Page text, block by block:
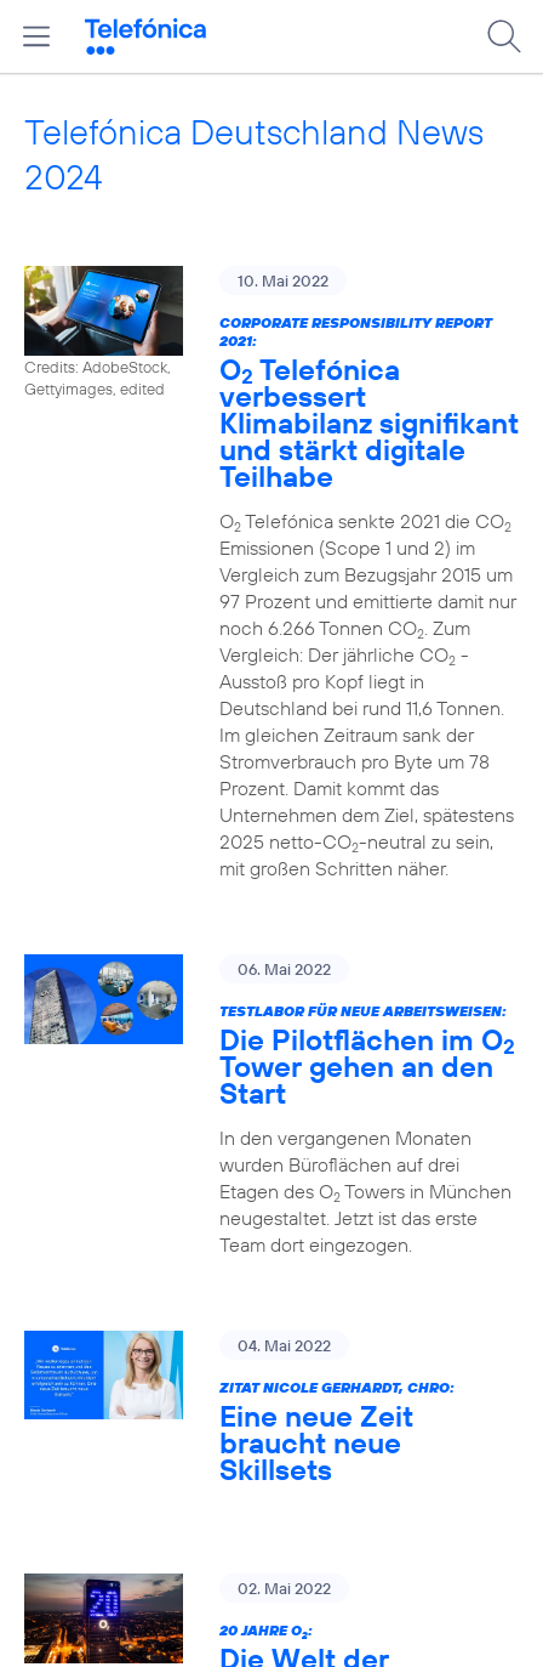
Telefónica Deutschland News
2024
Credits: AdobeStock,
Gettyimages, edited
10. Mai 2022
CORPORATE RESPONSIBILITY REPORT
2021:
O2 Telefónica
verbessert
Klimabilanz signifikant
und stärkt digitale
Teilhabe
O2Telefónica senkte 2021 die CO2
Emissionen (Scope 1 und 2) im
Vergleich zum Bezugsjahr 2015 um
97 Prozent und emittierte damit nur
noch 6.266 Tonnen CO2. Zum
Vergleich: Der jährliche CO2-
Ausstoß pro Kopf liegt in
Deutschland bei rund 11,6 Tonnen.
Im gleichen Zeitraum sank der
Stromverbrauch pro Byte um 78
Prozent. Damit kommt das
Unternehmen dem Ziel, spätestens
2025 netto-CO2-neutral zu sein,
mit großen Schritten näher.
06. Mai 2022
TESTLABOR FÜR NEUE ARBEITSWEISEN:
Die Pilotflächen im O2
Tower gehen an den
Start
In den vergangenen Monaten
wurden Büroflächen auf drei
Etagen des O2Towers in München
neugestaltet. Jetzt ist das erste
Team dort eingezogen.
04. Mai 2022
ZITAT NICOLE GERHARDT, CHRO:
Eine neue Zeit
braucht neue
Skillsets
02. Mai 2022
20 JAHRE O2:
Die Welt der